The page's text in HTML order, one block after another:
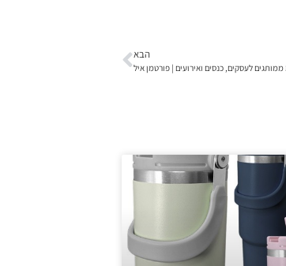
הבא
לעסקים, כנסים ואירועים | פורטמן איל